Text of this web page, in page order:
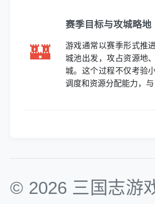
🏰
赛季目标与攻城略地
游戏通常以赛季形式推
城池出发，攻占资源地
城。这个过程不仅考验
调度和资源分配能力，
© 2026 三国志游